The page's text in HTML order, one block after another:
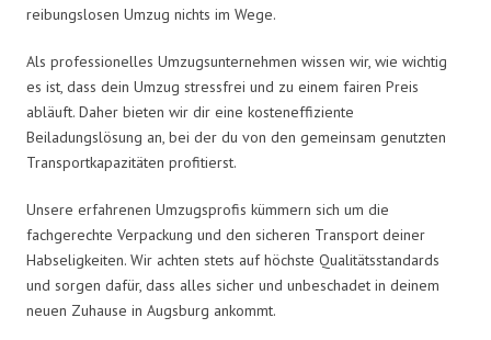
reibungslosen Umzug nichts im Wege.
Als professionelles Umzugsunternehmen wissen wir, wie wichtig
es ist, dass dein Umzug stressfrei und zu einem fairen Preis
abläuft. Daher bieten wir dir eine kosteneffiziente
Beiladungslösung an, bei der du von den gemeinsam genutzten
Transportkapazitäten profitierst.
Unsere erfahrenen Umzugsprofis kümmern sich um die
fachgerechte Verpackung und den sicheren Transport deiner
Habseligkeiten. Wir achten stets auf höchste Qualitätsstandards
und sorgen dafür, dass alles sicher und unbeschadet in deinem
neuen Zuhause in Augsburg ankommt.